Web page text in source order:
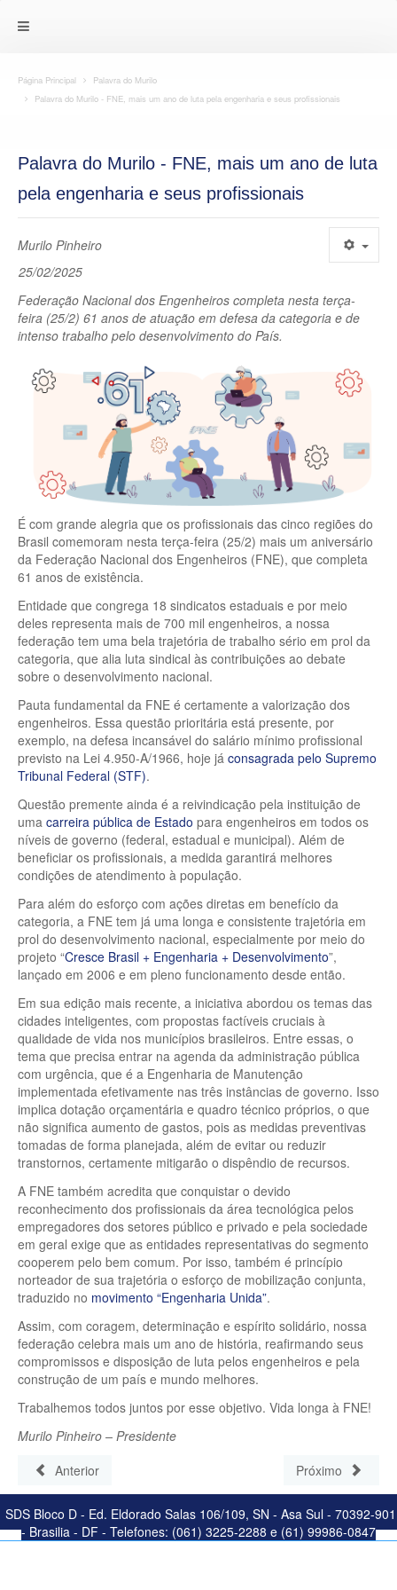
Página Principal
Palavra do Murilo
Palavra do Murilo - FNE, mais um ano de luta pela engenharia e seus profissionais
Palavra do Murilo - FNE, mais um ano de luta
pela engenharia e seus profissionais
Murilo Pinheiro
25/02/2025
Federação Nacional dos Engenheiros completa nesta terça-
feira (25/2) 61 anos de atuação em defesa da categoria e de
intenso trabalho pelo desenvolvimento do País.
É com grande alegria que os profissionais das cinco regiões do
Brasil comemoram nesta terça-feira (25/2) mais um aniversário
da Federação Nacional dos Engenheiros (FNE), que completa
61 anos de existência.
Entidade que congrega 18 sindicatos estaduais e por meio
deles representa mais de 700 mil engenheiros, a nossa
federação tem uma bela trajetória de trabalho sério em prol da
categoria, que alia luta sindical às contribuições ao debate
sobre o desenvolvimento nacional.
Pauta fundamental da FNE é certamente a valorização dos
engenheiros. Essa questão prioritária está presente, por
exemplo, na defesa incansável do salário mínimo profissional
previsto na Lei 4.950-A/1966, hoje já consagrada pelo Supremo
Tribunal Federal (STF).
Questão premente ainda é a reivindicação pela instituição de
uma carreira pública de Estado para engenheiros em todos os
níveis de governo (federal, estadual e municipal). Além de
beneficiar os profissionais, a medida garantirá melhores
condições de atendimento à população.
Para além do esforço com ações diretas em benefício da
categoria, a FNE tem já uma longa e consistente trajetória em
prol do desenvolvimento nacional, especialmente por meio do
projeto “Cresce Brasil + Engenharia + Desenvolvimento”,
lançado em 2006 e em pleno funcionamento desde então.
Em sua edição mais recente, a iniciativa abordou os temas das
cidades inteligentes, com propostas factíveis cruciais à
qualidade de vida nos municípios brasileiros. Entre essas, o
tema que precisa entrar na agenda da administração pública
com urgência, que é a Engenharia de Manutenção
implementada efetivamente nas três instâncias de governo. Isso
implica dotação orçamentária e quadro técnico próprios, o que
não significa aumento de gastos, pois as medidas preventivas
tomadas de forma planejada, além de evitar ou reduzir
transtornos, certamente mitigarão o dispêndio de recursos.
A FNE também acredita que conquistar o devido
reconhecimento dos profissionais da área tecnológica pelos
empregadores dos setores público e privado e pela sociedade
em geral exige que as entidades representativas do segmento
cooperem pelo bem comum. Por isso, também é princípio
norteador de sua trajetória o esforço de mobilização conjunta,
traduzido no movimento “Engenharia Unida”.
Assim, com coragem, determinação e espírito solidário, nossa
federação celebra mais um ano de história, reafirmando seus
compromissos e disposição de luta pelos engenheiros e pela
construção de um país e mundo melhores.
Trabalhemos todos juntos por esse objetivo. Vida longa à FNE!
Murilo Pinheiro – Presidente
Anterior
Próximo
SDS Bloco D - Ed. Eldorado Salas 106/109, SN - Asa Sul - 70392-901
- Brasilia - DF - Telefones: (061) 3225-2288 e (61) 99986-0847